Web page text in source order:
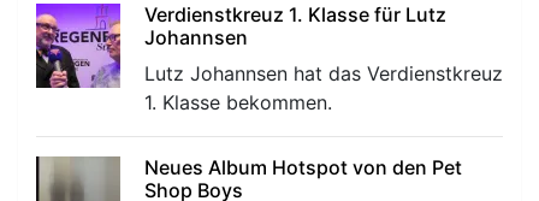
Verdienstkreuz 1. Klasse für Lutz
Johannsen
Lutz Johannsen hat das Verdienstkreuz
1. Klasse bekommen.
Neues Album Hotspot von den Pet
Shop Boys